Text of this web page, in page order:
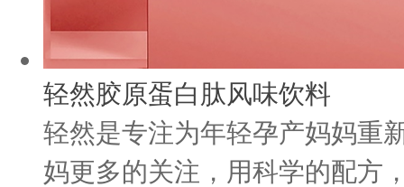
轻然胶原蛋白肽风味饮料
轻然是专注为年轻孕产妈妈重
妈更多的关注，用科学的配方